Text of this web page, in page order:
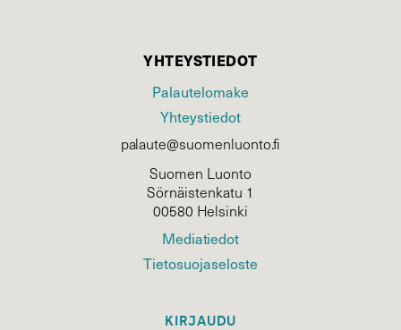
YHTEYSTIEDOT
Palautelomake
Yhteystiedot
palaute@suomenluonto.fi
Suomen Luonto
Sörnäistenkatu 1
00580 Helsinki
Mediatiedot
Tietosuojaseloste
KIRJAUDU